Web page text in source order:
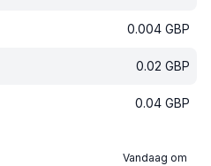
0.004 GBP
0.02 GBP
0.04 GBP
Vandaag om